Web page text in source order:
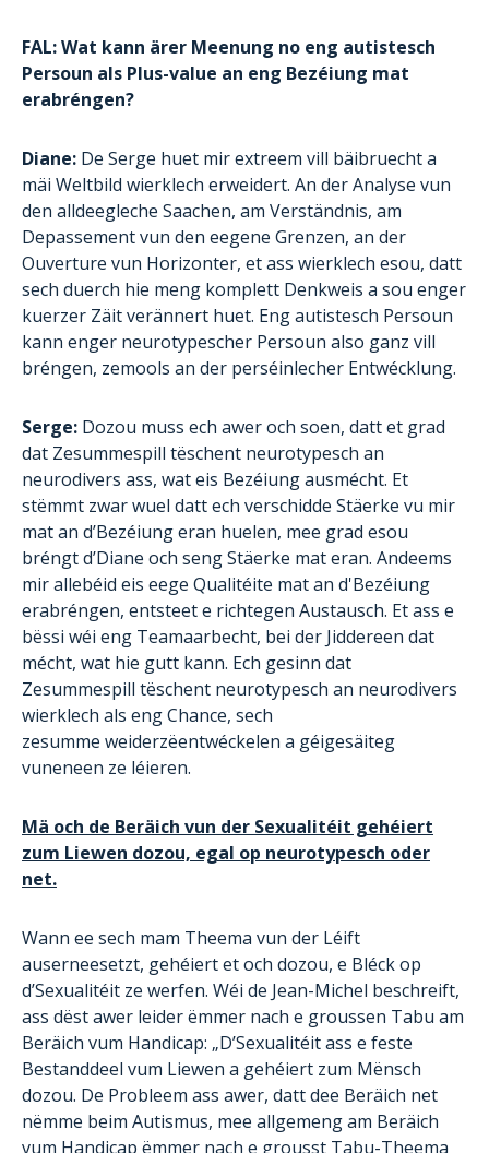
FAL: Wat kann ärer Meenung no eng autistesch
Persoun als Plus-value an eng Bezéiung mat
erabréngen?
Diane: De Serge huet mir extreem vill bäibruecht a
mäi Weltbild wierklech erweidert. An der Analyse vun
den alldeegleche Saachen, am Verständnis, am
Depassement vun den eegene Grenzen, an der
Ouverture vun Horizonter, et ass wierklech esou, datt
sech duerch hie meng komplett Denkweis a sou enger
kuerzer Zäit verännert huet. Eng autistesch Persoun
kann enger neurotypescher Persoun also ganz vill
bréngen, zemools an der perséinlecher Entwécklung.
Serge: Dozou muss ech awer och soen, datt et grad
dat Zesummespill tëschent neurotypesch an
neurodivers ass, wat eis Bezéiung ausmécht. Et
stëmmt zwar wuel datt ech verschidde Stäerke vu mir
mat an d’Bezéiung eran huelen, mee grad esou
bréngt d’Diane och seng Stäerke mat eran. Andeems
mir allebéid eis eege Qualitéite mat an d'Bezéiung
erabréngen, entsteet e richtegen Austausch. Et ass e
bëssi wéi eng Teamaarbecht, bei der Jiddereen dat
mécht, wat hie gutt kann. Ech gesinn dat
Zesummespill tëschent neurotypesch an neurodivers
wierklech als eng Chance, sech
zesumme weiderzëentwéckelen a géigesäiteg
vuneneen ze léieren.
Mä och de Beräich vun der Sexualitéit gehéiert
zum Liewen dozou, egal op neurotypesch oder
net.
Wann ee sech mam Theema vun der Léift
auserneesetzt, gehéiert et och dozou, e Bléck op
d’Sexualitéit ze werfen. Wéi de Jean-Michel beschreift,
ass dëst awer leider ëmmer nach e groussen Tabu am
Beräich vum Handicap: „D’Sexualitéit ass e feste
Bestanddeel vum Liewen a gehéiert zum Mënsch
dozou. De Probleem ass awer, datt dee Beräich net
nëmme beim Autismus, mee allgemeng am Beräich
vum Handicap ëmmer nach e grousst Tabu-Theema